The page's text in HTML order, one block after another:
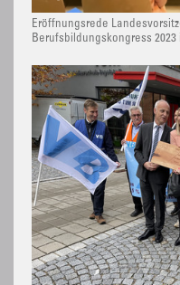
Eröffnungsrede
Berufsbildungskongress